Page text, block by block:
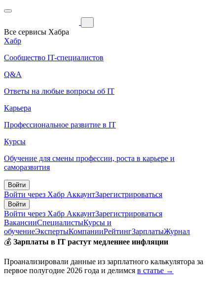
Все сервисы Хабра
Хабр
Сообщество IT-специалистов
Q&A
Ответы на любые вопросы об IT
Карьера
Профессиональное развитие в IT
Курсы
Обучение для смены профессии, роста в карьере и
саморазвития
Войти
Войти через Хабр АккаунтЗарегистрироваться
Войти
Войти через Хабр АккаунтЗарегистрироваться
ВакансииСпециалистыКурсы и
обучениеЭкспертыКомпанииРейтингЗарплатыЖурнал
💰 Зарплаты в IT растут медленнее инфляции
Проанализировали данные из зарплатного калькулятора за
первое полугодие 2026 года и делимся в статье →